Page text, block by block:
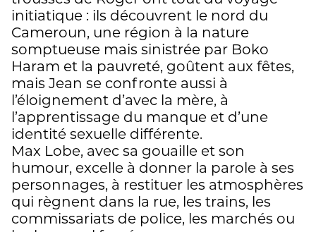
initiatique : ils découvrent le nord du
Cameroun, une région à la nature
somptueuse mais sinistrée par Boko
Haram et la pauvreté, goûtent aux fêtes,
mais Jean se confronte aussi à
l’éloignement d’avec la mère, à
l’apprentissage du manque et d’une
identité sexuelle différente.
Max Lobe, avec sa gouaille et son
humour, excelle à donner la parole à ses
personnages, à restituer les atmosphères
qui règnent dans la rue, les trains, les
commissariats de police, les marchés ou